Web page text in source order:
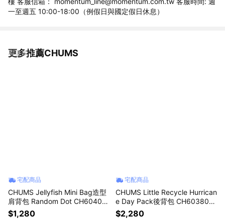
一至週五 10:00-18:00（例假日與國定假日休息）
更多推薦CHUMS
看更多
宅配商品
CHUMS Jellyfish Mini Bag造型
肩背包 Random Dot CH60405
4Z099
$1,280
宅配商品
CHUMS Little Recycle Hurrican
e Day Pack後背包 CH603804
C101
$2,280